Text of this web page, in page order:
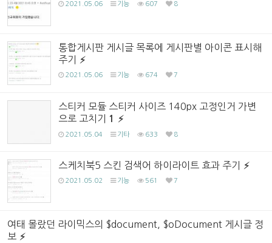
2021.05.06 기능 607 8
통합게시판 게시글 목록에 게시판별 아이콘 표시해
주기
2021.05.06 기능 674 7
스티커 모듈 스티커 사이즈 140px 고정인거 가변
으로 고치기
1
2021.05.04 기타 633 8
스케치북5 스킨 검색어 하이라이트 효과 주기
2021.05.02 기능 561 7
여태 몰랐던 라이믹스의 $document, $oDocument 게시글 정
보